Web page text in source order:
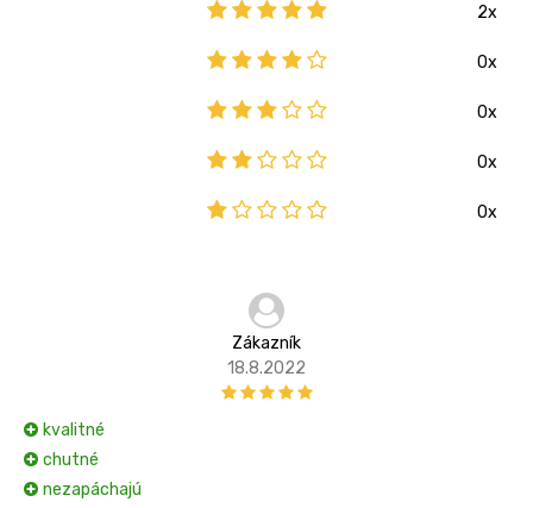
2x
0x
0x
0x
0x
Zákazník
18.8.2022
kvalitné
chutné
nezapáchajú